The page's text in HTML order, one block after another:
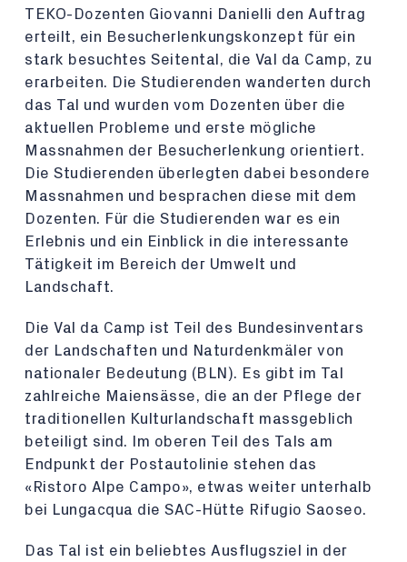
TEKO-Dozenten Giovanni Danielli den Auftrag
erteilt, ein Besucherlenkungskonzept für ein
stark besuchtes Seitental, die Val da Camp, zu
erarbeiten. Die Studierenden wanderten durch
das Tal und wurden vom Dozenten über die
aktuellen Probleme und erste mögliche
Massnahmen der Besucherlenkung orientiert.
Die Studierenden überlegten dabei besondere
Massnahmen und besprachen diese mit dem
Dozenten. Für die Studierenden war es ein
Erlebnis und ein Einblick in die interessante
Tätigkeit im Bereich der Umwelt und
Landschaft.
Die Val da Camp ist Teil des Bundesinventars
der Landschaften und Naturdenkmäler von
nationaler Bedeutung (BLN). Es gibt im Tal
zahlreiche Maiensässe, die an der Pflege der
traditionellen Kulturlandschaft massgeblich
beteiligt sind. Im oberen Teil des Tals am
Endpunkt der Postautolinie stehen das
«Ristoro Alpe Campo», etwas weiter unterhalb
bei Lungacqua die SAC-Hütte Rifugio Saoseo.
Das Tal ist ein beliebtes Ausflugsziel in der